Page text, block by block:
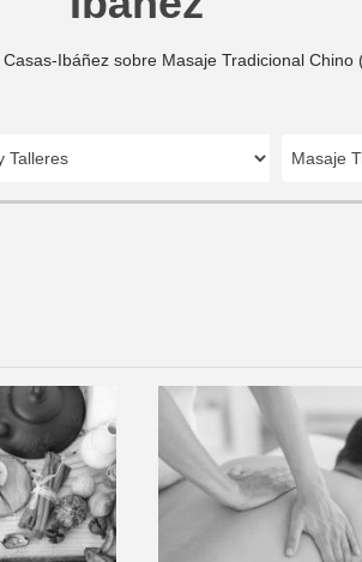
Ibáñez sobre Masaje Tradicional Chino
Masaje